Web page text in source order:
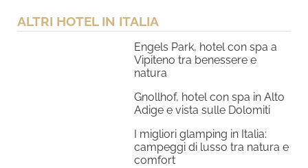
ALTRI HOTEL IN ITALIA
Engels Park, hotel con spa a
Vipiteno tra benessere e
natura
Gnollhof, hotel con spa in Alto
Adige e vista sulle Dolomiti
I migliori glamping in Italia:
campeggi di lusso tra natura e
comfort